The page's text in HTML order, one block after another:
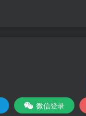
微信登录